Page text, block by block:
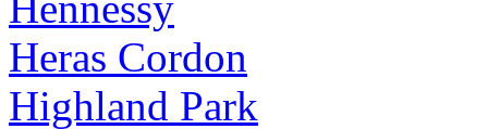
Heras Cordon
Highland Park